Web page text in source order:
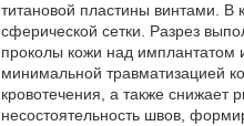
титановой пластины винтами. В
сферической сетки. Разрез
проколы кожи над имплантатом
минимальной травматизацией
кровотечения, а также снижает
несостоятельность швов,